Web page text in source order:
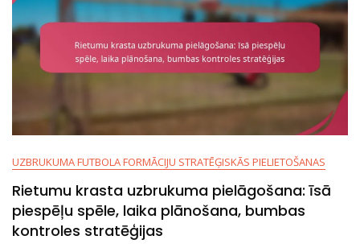
UZBRUKUMA FUTBOLA FORMĀCIJU STRATĒĢISKĀS PIELIETOŠANAS
Rietumu krasta uzbrukuma pielāgošana: īsā
piespēļu spēle, laika plānošana, bumbas
kontroles stratēģijas